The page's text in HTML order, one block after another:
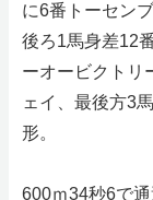
に6番トーセン
後ろ1馬身差12
ーオービクトリ
ェイ、最後方3
形。
600ｍ34秒6で通